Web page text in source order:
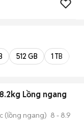
512 GB 1 TB
Lồng ngang
(lồng ngang) 8 - 8.9